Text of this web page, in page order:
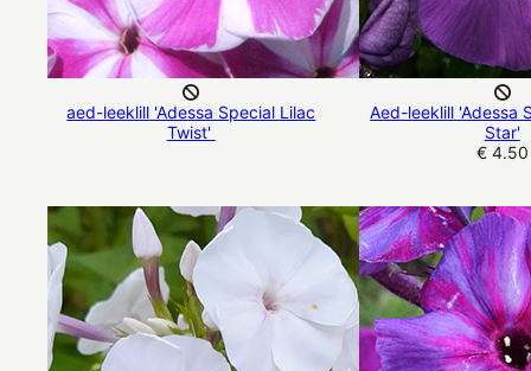
aed-leeklill 'Adessa Special Lilac
Twist'
Aed-leeklill 'Adessa
Star'
€ 4.50